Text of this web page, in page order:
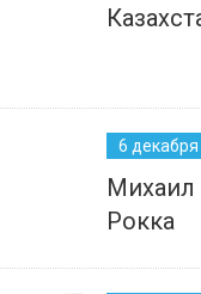
6 декабря
Михаил
Рокка